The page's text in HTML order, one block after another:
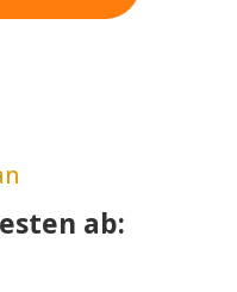
ab: